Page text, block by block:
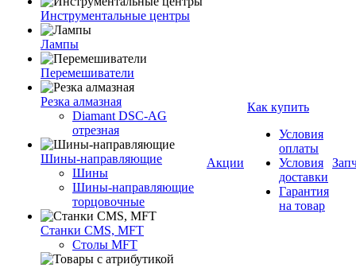
Инструментальные центры
Лампы
Перемешиватели
Резка алмазная
Diamant DSC-AG
отрезная
Шины-направляющие
Шины
Шины-направляющие
торцовочные
Станки CMS, MFT
Столы MFT
Акции
Как купить
Условия
оплаты
Условия
доставки
Гарантия
на товар